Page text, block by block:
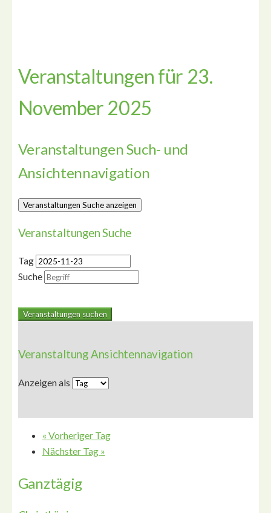
Veranstaltungen für 23.
November 2025
Veranstaltungen Such- und
Ansichtennavigation
Veranstaltungen Suche anzeigen
Veranstaltungen Suche
Tag
Suche
Veranstaltung Ansichtennavigation
Anzeigen als
« Vorheriger Tag
Nächster Tag »
Ganztägig